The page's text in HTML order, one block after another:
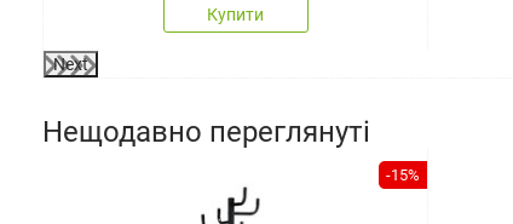
Купити
Next
Нещодавно переглянуті
-15%